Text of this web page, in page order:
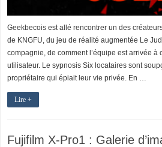
Geekbecois est allé rencontrer un des
de KNGFU, du jeu de réalité augmentée Le
compagnie, de comment l’équipe est arrivée à
utilisateur. Le sypnosis Six locataires sont
propriétaire qui épiait leur vie privée. En …
Lire +
Fujifilm X-Pro1 : Galerie